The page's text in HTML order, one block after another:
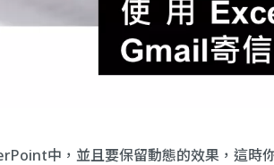
中，並且要保留動態的效果，這時